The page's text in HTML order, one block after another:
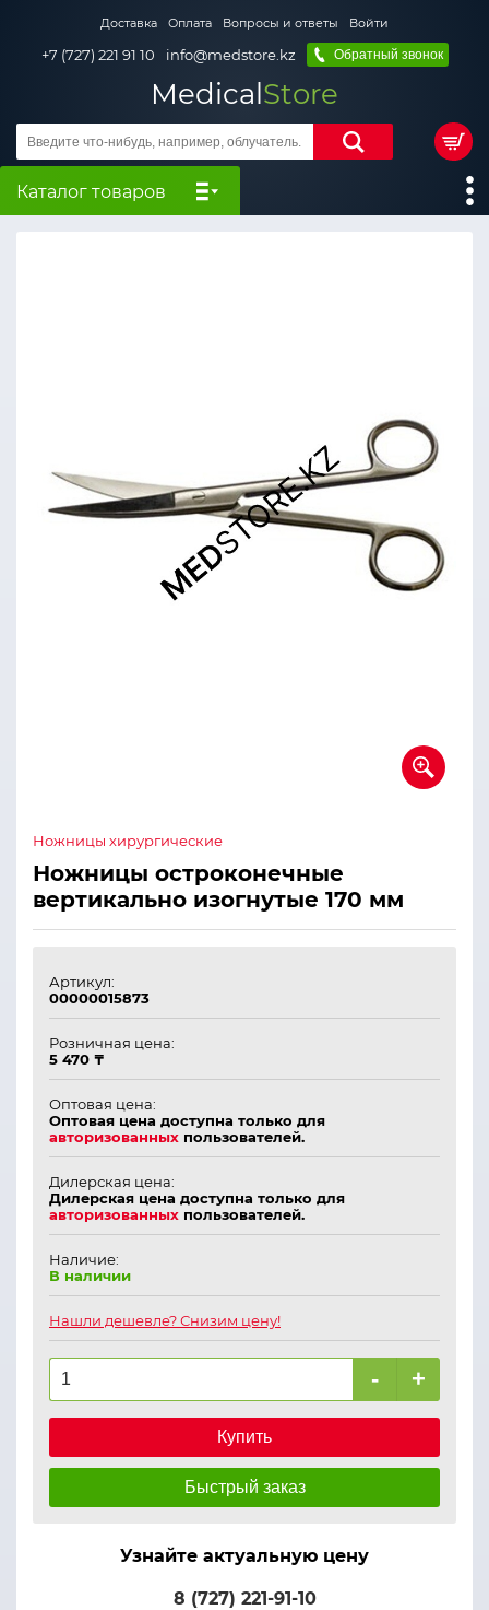
Доставка Оплата Вопросы и ответы Войти
+7 (727) 221 91 10 info@medstore.kz Обратный звонок
MedicalStore
Каталог товаров
Ножницы хирургические
Ножницы остроконечные
вертикально изогнутые 170 мм
Артикул:
00000015873
Розничная цена:
5 470 ₸
Оптовая цена:
Оптовая цена доступна только для
авторизованных пользователей.
Дилерская цена:
Дилерская цена доступна только для
авторизованных пользователей.
Наличие:
В наличии
Нашли дешевле? Снизим цену!
- +
Купить
Быстрый заказ
Узнайте актуальную цену
8 (727) 221-91-10